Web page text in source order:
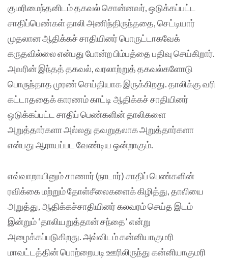
குமரிமைந்தனிடம் தகவல் சொன்னவர், ஒடுக்கப்பட்ட
சாதிப்பெண்கள் தாலி அணிந்திருந்ததை, செட்டியார்
முதலான ஆதிக்கச் சாதியினர் பொருட்டாகவேக்
கருதவில்லை என்பது போன்ற பிம்பத்தை பதிவு செய்கிறார்.
அவரின் இந்தத் தகவல், வரலாற்றுத் தகவல்களோடு
பொருந்தாத முரண் செய்தியாக இருக்கிறது. தாலிக்கு வரி
கட்டாததைக் காரணம் காட்டி ஆதிக்கச் சாதியினர்
ஒடுக்கப்பட்ட சாதிப் பெண்களின் தாலிகளை
அறுத்தார்களா அல்லது தவறுதலாக அறுத்தார்களா
என்பது ஆராயப்பட வேண்டிய ஒன்றாகும்.
எவ்வாறாயினும் சாணார் (நாடார்) சாதிப் பெண்களின்
ரவிக்கை மற்றும் தோள்சீலைகளைக் கிழித்து, தாலியை
அறுத்து, ஆதிக்கச்சாதியினர் கலவரம் செய்த இடம்
இன்றும் ‘தாலியறுத்தான் சந்தை’ என்று
அழைக்கப்படுகிறது. அவ்விடம் கன்னியாகுமரி
மாவட்டத்தின் பொற்றையடி ஊரிலிருந்து கன்னியாகுமரி